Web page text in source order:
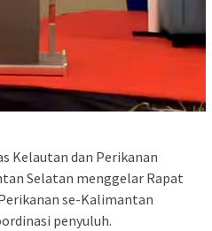
Kelautan dan Perikanan
Selatan menggelar Rapat
se-Kalimantan
penyuluh.